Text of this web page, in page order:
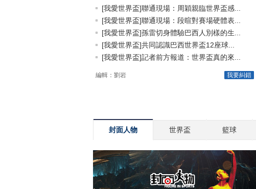
[我愛世界盃]聯通現場：周穎親臨世界盃感...
[我愛世界盃]聯通現場：段暄對賽場硬體表...
[我愛世界盃]孫雷切身體驗巴西人別樣的生...
[我愛世界盃]共同認識巴西世界盃12座球...
[我愛世界盃]記者前方報道：世界盃真的來...
我要糾錯
編輯：劉岩
封面人物 世界盃 籃球